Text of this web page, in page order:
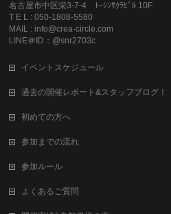
名古屋市中区栄3-7-4 ﾄｰｼﾝｻｸﾗﾋﾞﾙ 10F
T E L : 050-1808-5580
MAIL : info@crea-circle.com
LINE＠ID：@snr2703c
イベントスケジュール
過去の開催レポート&スタッフブログ！
初めての方へ
参加までの流れ
参加ルール
よくあるご質問